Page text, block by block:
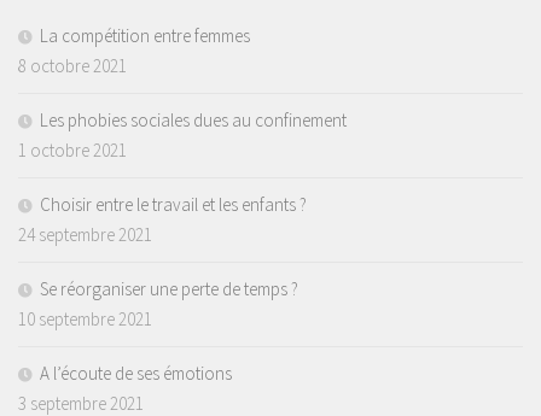
La compétition entre femmes
8 octobre 2021
Les phobies sociales dues au confinement
1 octobre 2021
Choisir entre le travail et les enfants ?
24 septembre 2021
Se réorganiser une perte de temps ?
10 septembre 2021
A l’écoute de ses émotions
3 septembre 2021